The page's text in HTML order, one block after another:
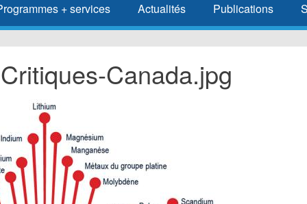
+ services Actualités Publications
Canada.jpg